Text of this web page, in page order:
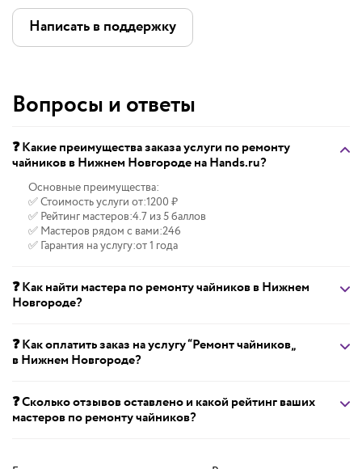
Написать в поддержку
Вопросы и ответы
❓ Какие преимущества заказа услуги по ремонту
чайников в Нижнем Новгороде на Hands.ru?
Основные преимущества:
✅ Стоимость услуги от:1200 ₽
✅ Рейтинг мастеров:4.7 из 5 баллов
✅ Мастеров рядом с вами:246
✅ Гарантия на услугу:от 1 года
❓ Как найти мастера по ремонту чайников в Нижнем
Новгороде?
❓ Как оплатить заказ на услугу “Ремонт чайников„
в Нижнем Новгороде?
❓ Сколько отзывов оставлено и какой рейтинг ваших
мастеров по ремонту чайников?